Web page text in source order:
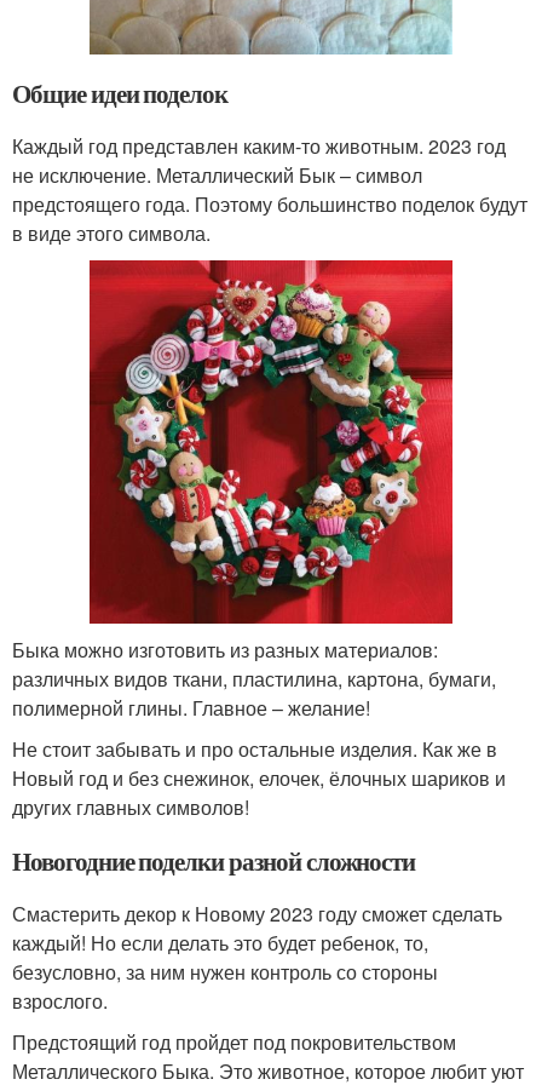
Общие идеи поделок
Каждый год представлен каким-то животным. 2023 год
не исключение. Металлический Бык – символ
предстоящего года. Поэтому большинство поделок будут
в виде этого символа.
Быка можно изготовить из разных материалов:
различных видов ткани, пластилина, картона, бумаги,
полимерной глины. Главное – желание!
Не стоит забывать и про остальные изделия. Как же в
Новый год и без снежинок, елочек, ёлочных шариков и
других главных символов!
Новогодние поделки разной сложности
Смастерить декор к Новому 2023 году сможет сделать
каждый! Но если делать это будет ребенок, то,
безусловно, за ним нужен контроль со стороны
взрослого.
Предстоящий год пройдет под покровительством
Металлического Быка. Это животное, которое любит уют